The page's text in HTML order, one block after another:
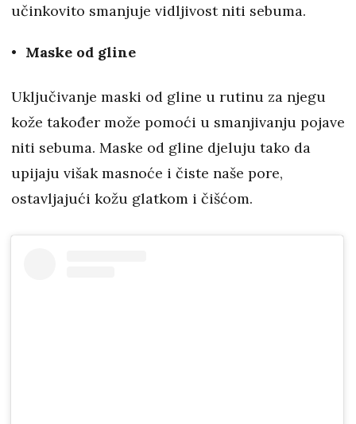
učinkovito smanjuje vidljivost niti sebuma.
Maske od gline
Uključivanje maski od gline u rutinu za njegu
kože također može pomoći u smanjivanju pojave
niti sebuma. Maske od gline djeluju tako da
upijaju višak masnoće i čiste naše pore,
ostavljajući kožu glatkom i čišćom.